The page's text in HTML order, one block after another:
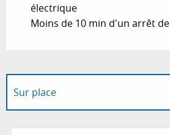
électrique
Moins de 10 min d'un arrêt
Sur place
Propose les produits de...